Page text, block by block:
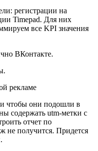
регистрации на
Timepad. Для них
все KPI значения
ВКонтакте.
рекламе
чтобы они подошли в
содержать utm-метки с
отчет по
не получится. Придется